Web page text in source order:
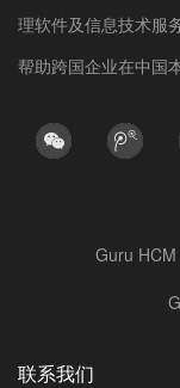
理软件及信息技术服
帮助跨国企业在中国
Guru HCM
联系我们